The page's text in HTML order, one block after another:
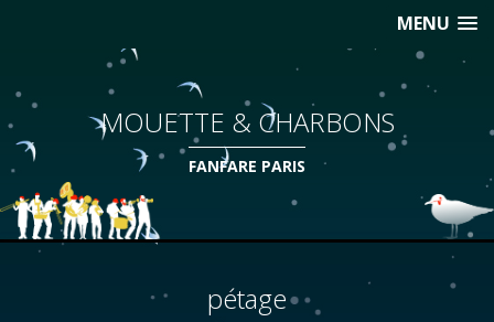
MENU
MOUETTE & CHARBONS
FANFARE PARIS
pétage